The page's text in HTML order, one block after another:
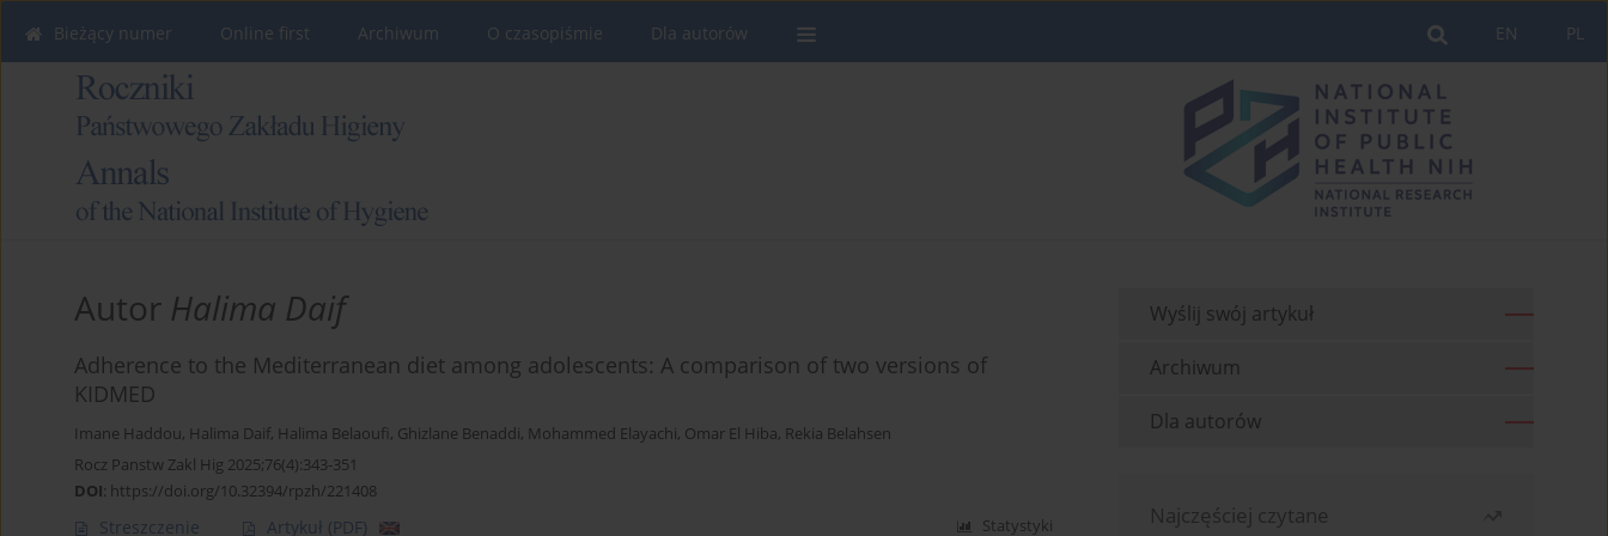
PL
EN
Bieżący numer Online first Archiwum O czasopiśmie Dla autorów
Autor Halima Daif
Adherence to the Mediterranean diet among adolescents: A comparison of two versions of
KIDMED
Imane Haddou, Halima Daif, Halima Belaoufi , Ghizlane Benaddi, Mohammed Elayachi, Omar El Hiba, Rekia Belahsen
Rocz Panstw Zakl Hig 2025;76(4):343-351
DOI: https://doi.org/10.32394/rpzh/221408
Streszczenie Artykuł (PDF) Statystyki
Wyślij swój artykuł
Archiwum
Dla autorów
Najczęściej czytane